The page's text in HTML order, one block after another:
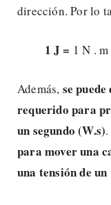
dirección. Por lo
1 J = 1 N .
Además, se
requerido para
un segundo (W.s)
para mover una
una tensión de